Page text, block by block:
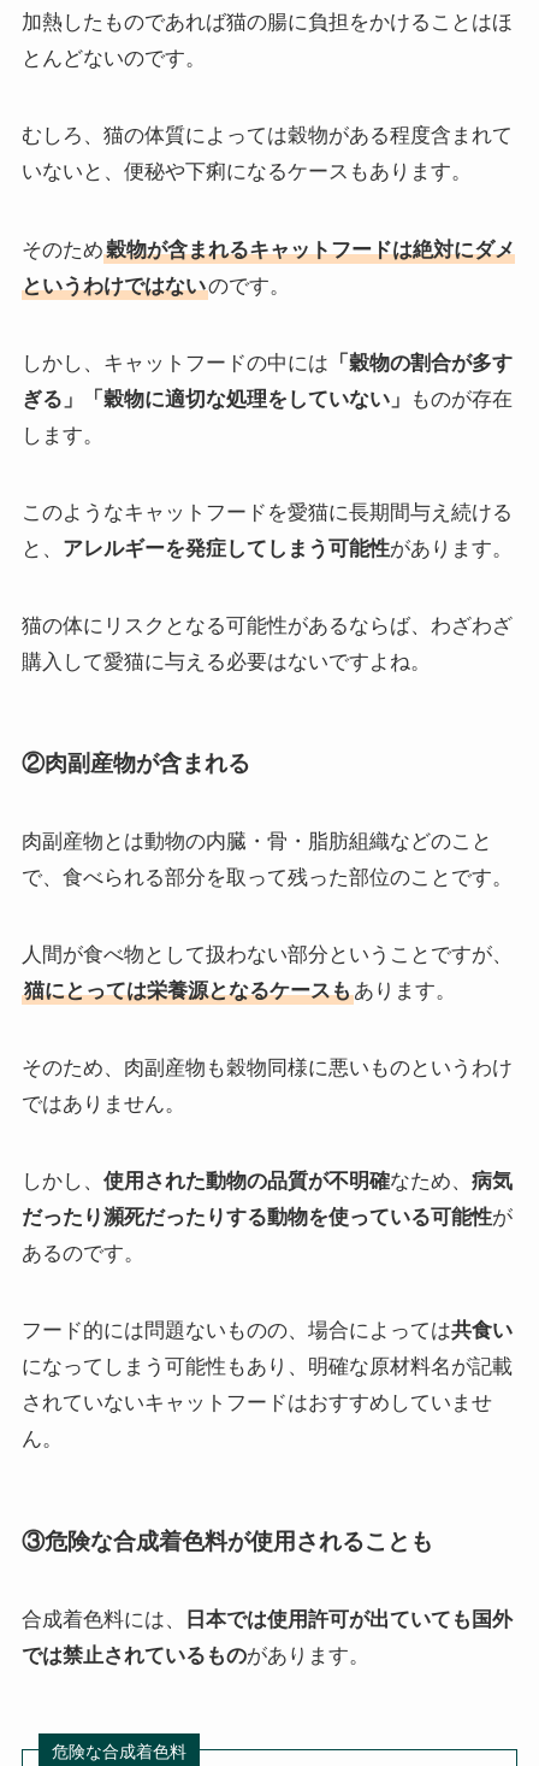
加熱したものであれば猫の腸に負担をかけることはほ
とんどないのです。
むしろ、猫の体質によっては穀物がある程度含まれて
いないと、便秘や下痢になるケースもあります。
そのため穀物が含まれるキャットフードは絶対にダメ
というわけではないのです。
しかし、キャットフードの中には 「穀物の割合が多す
ぎる」「穀物に適切な処理をしていない」
ものが存在
します。
このようなキャットフードを愛猫に長期間与え続ける
と、 アレルギーを発症してしまう可能性があります。
猫の体にリスクとなる可能性があるならば、わざわざ
購入して愛猫に与える必要はないですよね。
②肉副産物が含まれる
肉副産物とは動物の内臓・骨・脂肪組織などのこと
で、食べられる部分を取って残った部位のことです。
人間が食べ物として扱わない部分ということですが、
猫にとっては栄養源となるケースもあります。
そのため、肉副産物も穀物同様に悪いものというわけ
ではありません。
しかし、 使用された動物の品質が不明確なため、 病気
だったり瀕死だったりする動物を使っている可能性が
あるのです。
フード的には問題ないものの、場合によっては共食い
になってしまう可能性もあり、明確な原材料名が記載
されていないキャットフードはおすすめしていませ
ん。
③危険な合成着色料が使用されることも
合成着色料には、
日本では使用許可が出ていても国外
では禁止されているものがあります。
危険な合成着色料